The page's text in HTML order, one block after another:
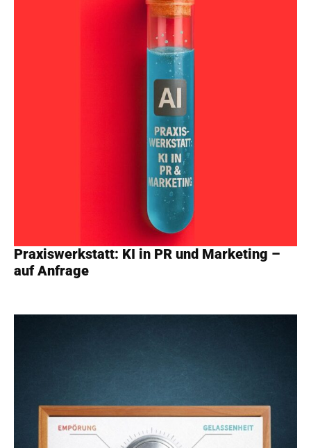
Praxiswerkstatt: KI in PR und Marketing –
auf Anfrage